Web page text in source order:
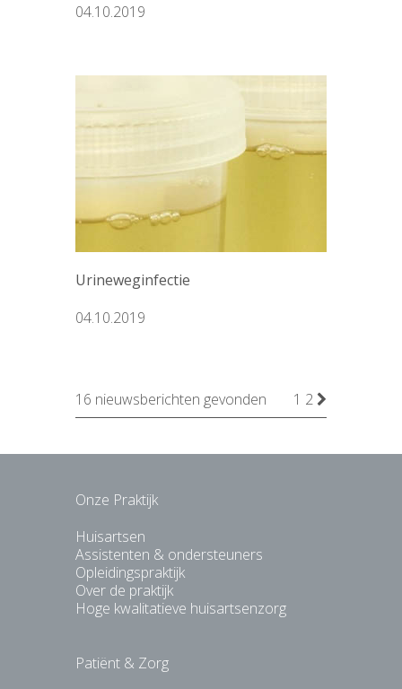
04.10.2019
Urineweginfectie
04.10.2019
16 nieuwsberichten gevonden 1 2
Onze Praktijk
Huisartsen
Assistenten & ondersteuners
Opleidingspraktijk
Over de praktijk
Hoge kwalitatieve huisartsenzorg
Patiënt & Zorg